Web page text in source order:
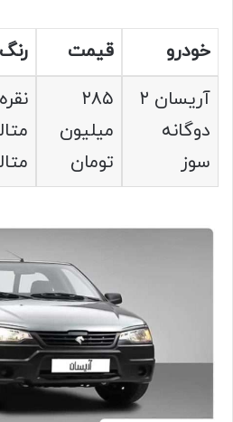
خودرو قیمت
رنگ
آریسان ۲
دوگانه
سوز
۲۸۵
میلیون
تومان